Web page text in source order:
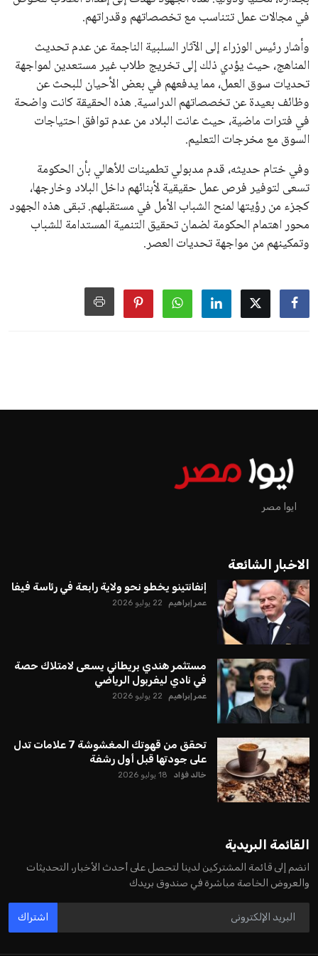
في مجالات عمل تتناسب مع تخصصاتهم وقدراتهم.
وأشار رئيس الوزراء إلى الآثار السلبية الناجمة عن عدم تحديث
المناهج، حيث يؤدي ذلك إلى تخريج طلاب غير مستعدين لمواجهة
تحديات سوق العمل، مما يدفعهم في بعض الأحيان للبحث عن
وظائف بعيدة عن تخصصاتهم الدراسية. هذه الحقيقة كانت واضحة
في فترات ماضية، حيث عانت البلاد من عدم توافق احتياجات
السوق مع مخرجات التعليم.
وفي ختام حديثه، قدم مدبولي تطمينات للأهالي بأن الحكومة
تسعى لتوفير فرص عمل حقيقية لأبنائهم داخل البلاد وخارجها،
كجزء من رؤيتها لمنح الشباب الأمل في مستقبلهم. تبقى هذه الجهود
محور اهتمام الحكومة لضمان تحقيق التنمية المستدامة للشباب
وتمكينهم من مواجهة تحديات العصر.
إنفانتينو يخطو نحو ولاية رابعة في
عمر إبراهيم منذ 18 أيام
يبدو أن السويسري جياني إنفانتينو في طريقه للاحتفاظ بمنصبه
كرئيس للاتحاد الدولي لكرة القدم “فيفا” لفترة رابعة، بعد أن حصل
على تأييد واسع من أكثر من 200 اتحاد وطني من أصل 211 في
الجمعية العمومية. مما يعزز فرصته للفوز في الانتخابات المقررة عام
2027، ويجعله المرشح الأكثر حظًا حتى الآن.
لإنفانتينو في الآونة الأخيرة. حتى الآن، لم يتقدم أي مرشح منافس
في السباق الانتخابي، ولم تتمكن الأصوات المعارضة من التوصل إلى
اسم يوازن موقف إنفانتينو، قبل انتهاء فترة الترشح في نوفمبر
المقبل.
يعتمد إنفانتينو على قاعدة دعم قوية من الاتحادات القارية المختلفة،